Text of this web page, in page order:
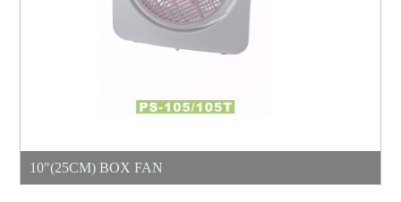
10"(25CM) BOX FAN